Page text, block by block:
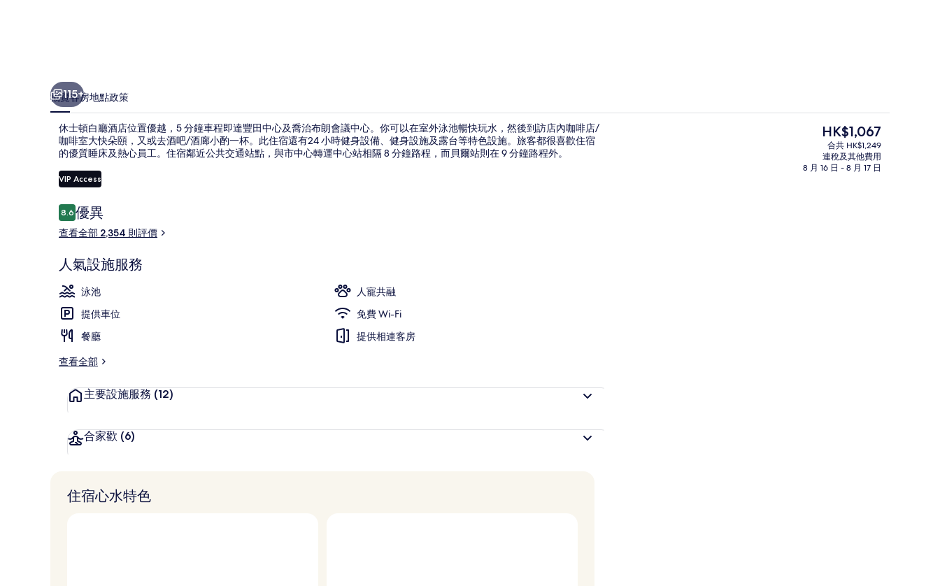
115+
概覽客房地點政策
休士頓白廳酒店位置優越，5 分鐘車程即達豐田中心及喬治布朗會議中心。你可以在室外泳池暢快玩水，然後到訪店內咖啡店/
咖啡室大快朵頤，又或去酒吧/酒廊小酌一杯。此住宿還有24 小時健身設備、健身設施及露台等特色設施。旅客都很喜歡住宿
的優質睡床及熱心員工。住宿鄰近公共交通站點，與市中心轉運中心站相隔 8 分鐘路程，而貝爾站則在 9 分鐘路程外。
VIP Access
評
價
8.68.6 分，滿分 10 分，
優異
查看全部 2,354 則評價
人氣設施服務
泳池
人寵共融
提供車位
免費 Wi-Fi
餐廳
提供相連客房
查看全部
主要設施服務 (12)
合家歡 (6)
現
價
HK$1,067
HK$1,067
合共 HK$1,249
連稅及其他費用
8 月 16 日 - 8 月 17 日
住宿心水特色